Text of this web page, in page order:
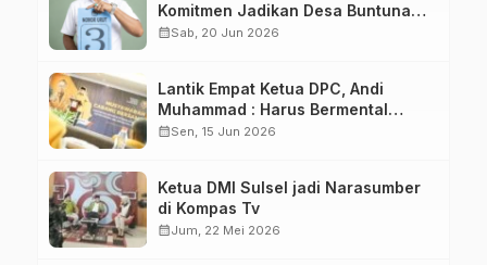
Komitmen Jadikan Desa Buntuna
Jauh lebih Baik
calendar_monthSab, 20 Jun 2026
Lantik Empat Ketua DPC, Andi
Muhammad : Harus Bermental
Pejuang
calendar_monthSen, 15 Jun 2026
Ketua DMI Sulsel jadi Narasumber
di Kompas Tv
calendar_monthJum, 22 Mei 2026